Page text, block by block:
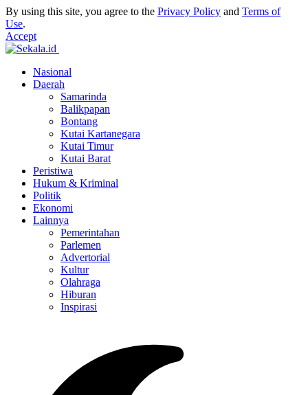
By using this site, you agree to the Privacy Policy and Terms of
Use.
Accept
Nasional
Daerah
Samarinda
Balikpapan
Bontang
Kutai Kartanegara
Kutai Timur
Kutai Barat
Peristiwa
Hukum & Kriminal
Politik
Ekonomi
Lainnya
Pemerintahan
Parlemen
Advertorial
Kultur
Olahraga
Hiburan
Inspirasi